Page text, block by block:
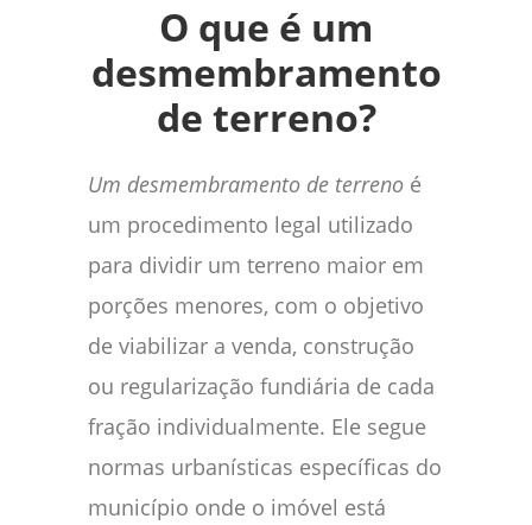
O que é um
desmembramento
de terreno?
Um desmembramento de terreno é
um procedimento legal utilizado
para dividir um terreno maior em
porções menores, com o objetivo
de viabilizar a venda, construção
ou regularização fundiária de cada
fração individualmente. Ele segue
normas urbanísticas específicas do
município onde o imóvel está